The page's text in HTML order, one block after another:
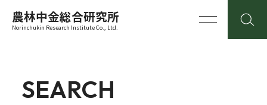
農林中金総合研究所
Norinchukin Research Institute Co., Ltd.
SEARCH